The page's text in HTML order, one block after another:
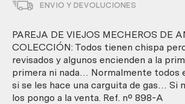
cantidad
ENVIO Y DEVOLUCIONES
PAREJA DE VIEJOS MECHEROS DE
COLECCIÓN: Todos tienen chispa
revisados y algunos encienden a la
primera ni nada… Normalmente todos
si se les hace una carguita de gas… Si
los pongo a la venta. Ref. nº 898-A